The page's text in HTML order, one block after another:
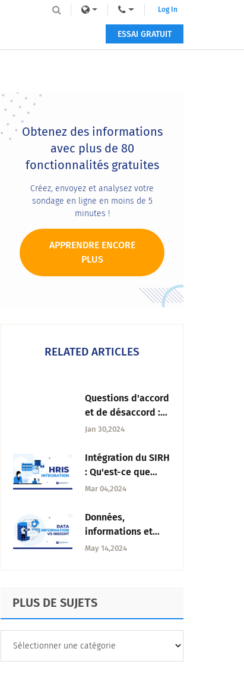
Log In
ESSAI GRATUIT
Primary
Sidebar
Obtenez des informations
avec plus de 80
fonctionnalités gratuites
Créez, envoyez et analysez votre
sondage en ligne en moins de 5
minutes !
APPRENDRE ENCORE
PLUS
RELATED ARTICLES
Questions d'accord
et de désaccord :
Définition,
Jan 30,2024
Intégration du SIRH
: Qu'est-ce que
c'est, quels sont
comment l'aborder
?
Mar 04,2024
Données,
informations et
connaissances :
essentielles
May 14,2024
PLUS DE SUJETS
SUJETS